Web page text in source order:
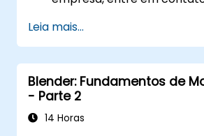
Leia mais...
Blender: Fundamentos de
- Parte 2
14 Horas